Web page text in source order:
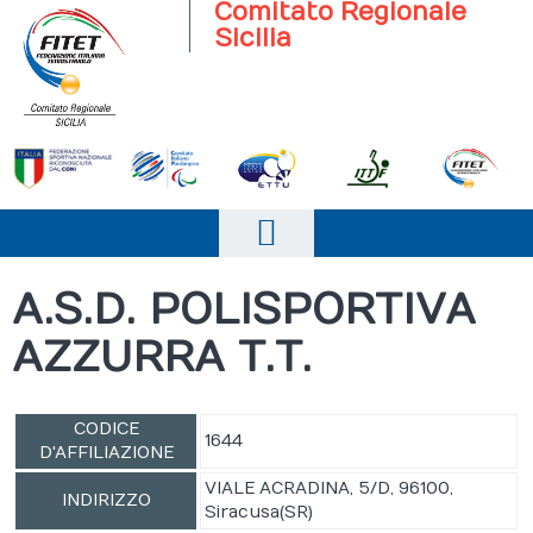
Comitato Regionale
Sicilia
Il comitato
Eventi
A.S.D. POLISPORTIVA
AZZURRA T.T.
CODICE
D'AFFILIAZIONE
1644
INDIRIZZO
VIALE ACRADINA, 5/D, 96100,
Siracusa(SR)